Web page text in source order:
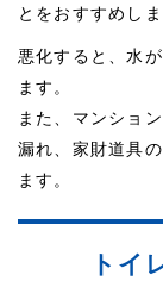
とをおすすめしま
悪化すると、水
ます。
また、マンショ
漏れ、家財道具
ます。
トイ